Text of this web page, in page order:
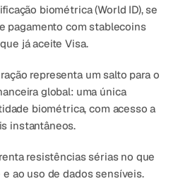
biométrica (World ID), se
pagamento com stablecoins
já aceite Visa.
representa um salto para o
global: uma única
biométrica, com acesso a
instantâneos.
resistências sérias no que
ao uso de dados sensíveis.